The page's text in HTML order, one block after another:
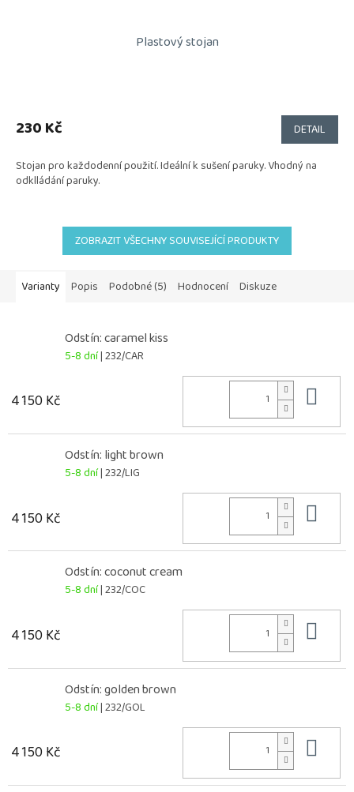
Plastový stojan
230 Kč DETAIL
Stojan pro každodenní použití. Ideální k sušení paruky. Vhodný na
odklládání paruky.
ZOBRAZIT VŠECHNY SOUVISEJÍCÍ PRODUKTY
Varianty Popis Podobné (5) Hodnocení Diskuze
Odstín: caramel kiss
5-8 dní| 232/CAR
4 150 Kč
Odstín: light brown
5-8 dní| 232/LIG
4 150 Kč
Odstín: coconut cream
5-8 dní| 232/COC
4 150 Kč
Odstín: golden brown
5-8 dní| 232/GOL
4 150 Kč